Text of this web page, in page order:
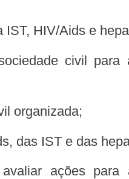
IST, HIV/Aids e
organizada;
das IST e das